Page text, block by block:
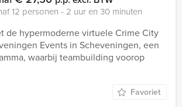
12 personen ‐ 2 uur en 30 minuten
de hypermoderne virtuele Crime City
Events in Scheveningen, een
waarbij teambuilding voorop
Favoriet